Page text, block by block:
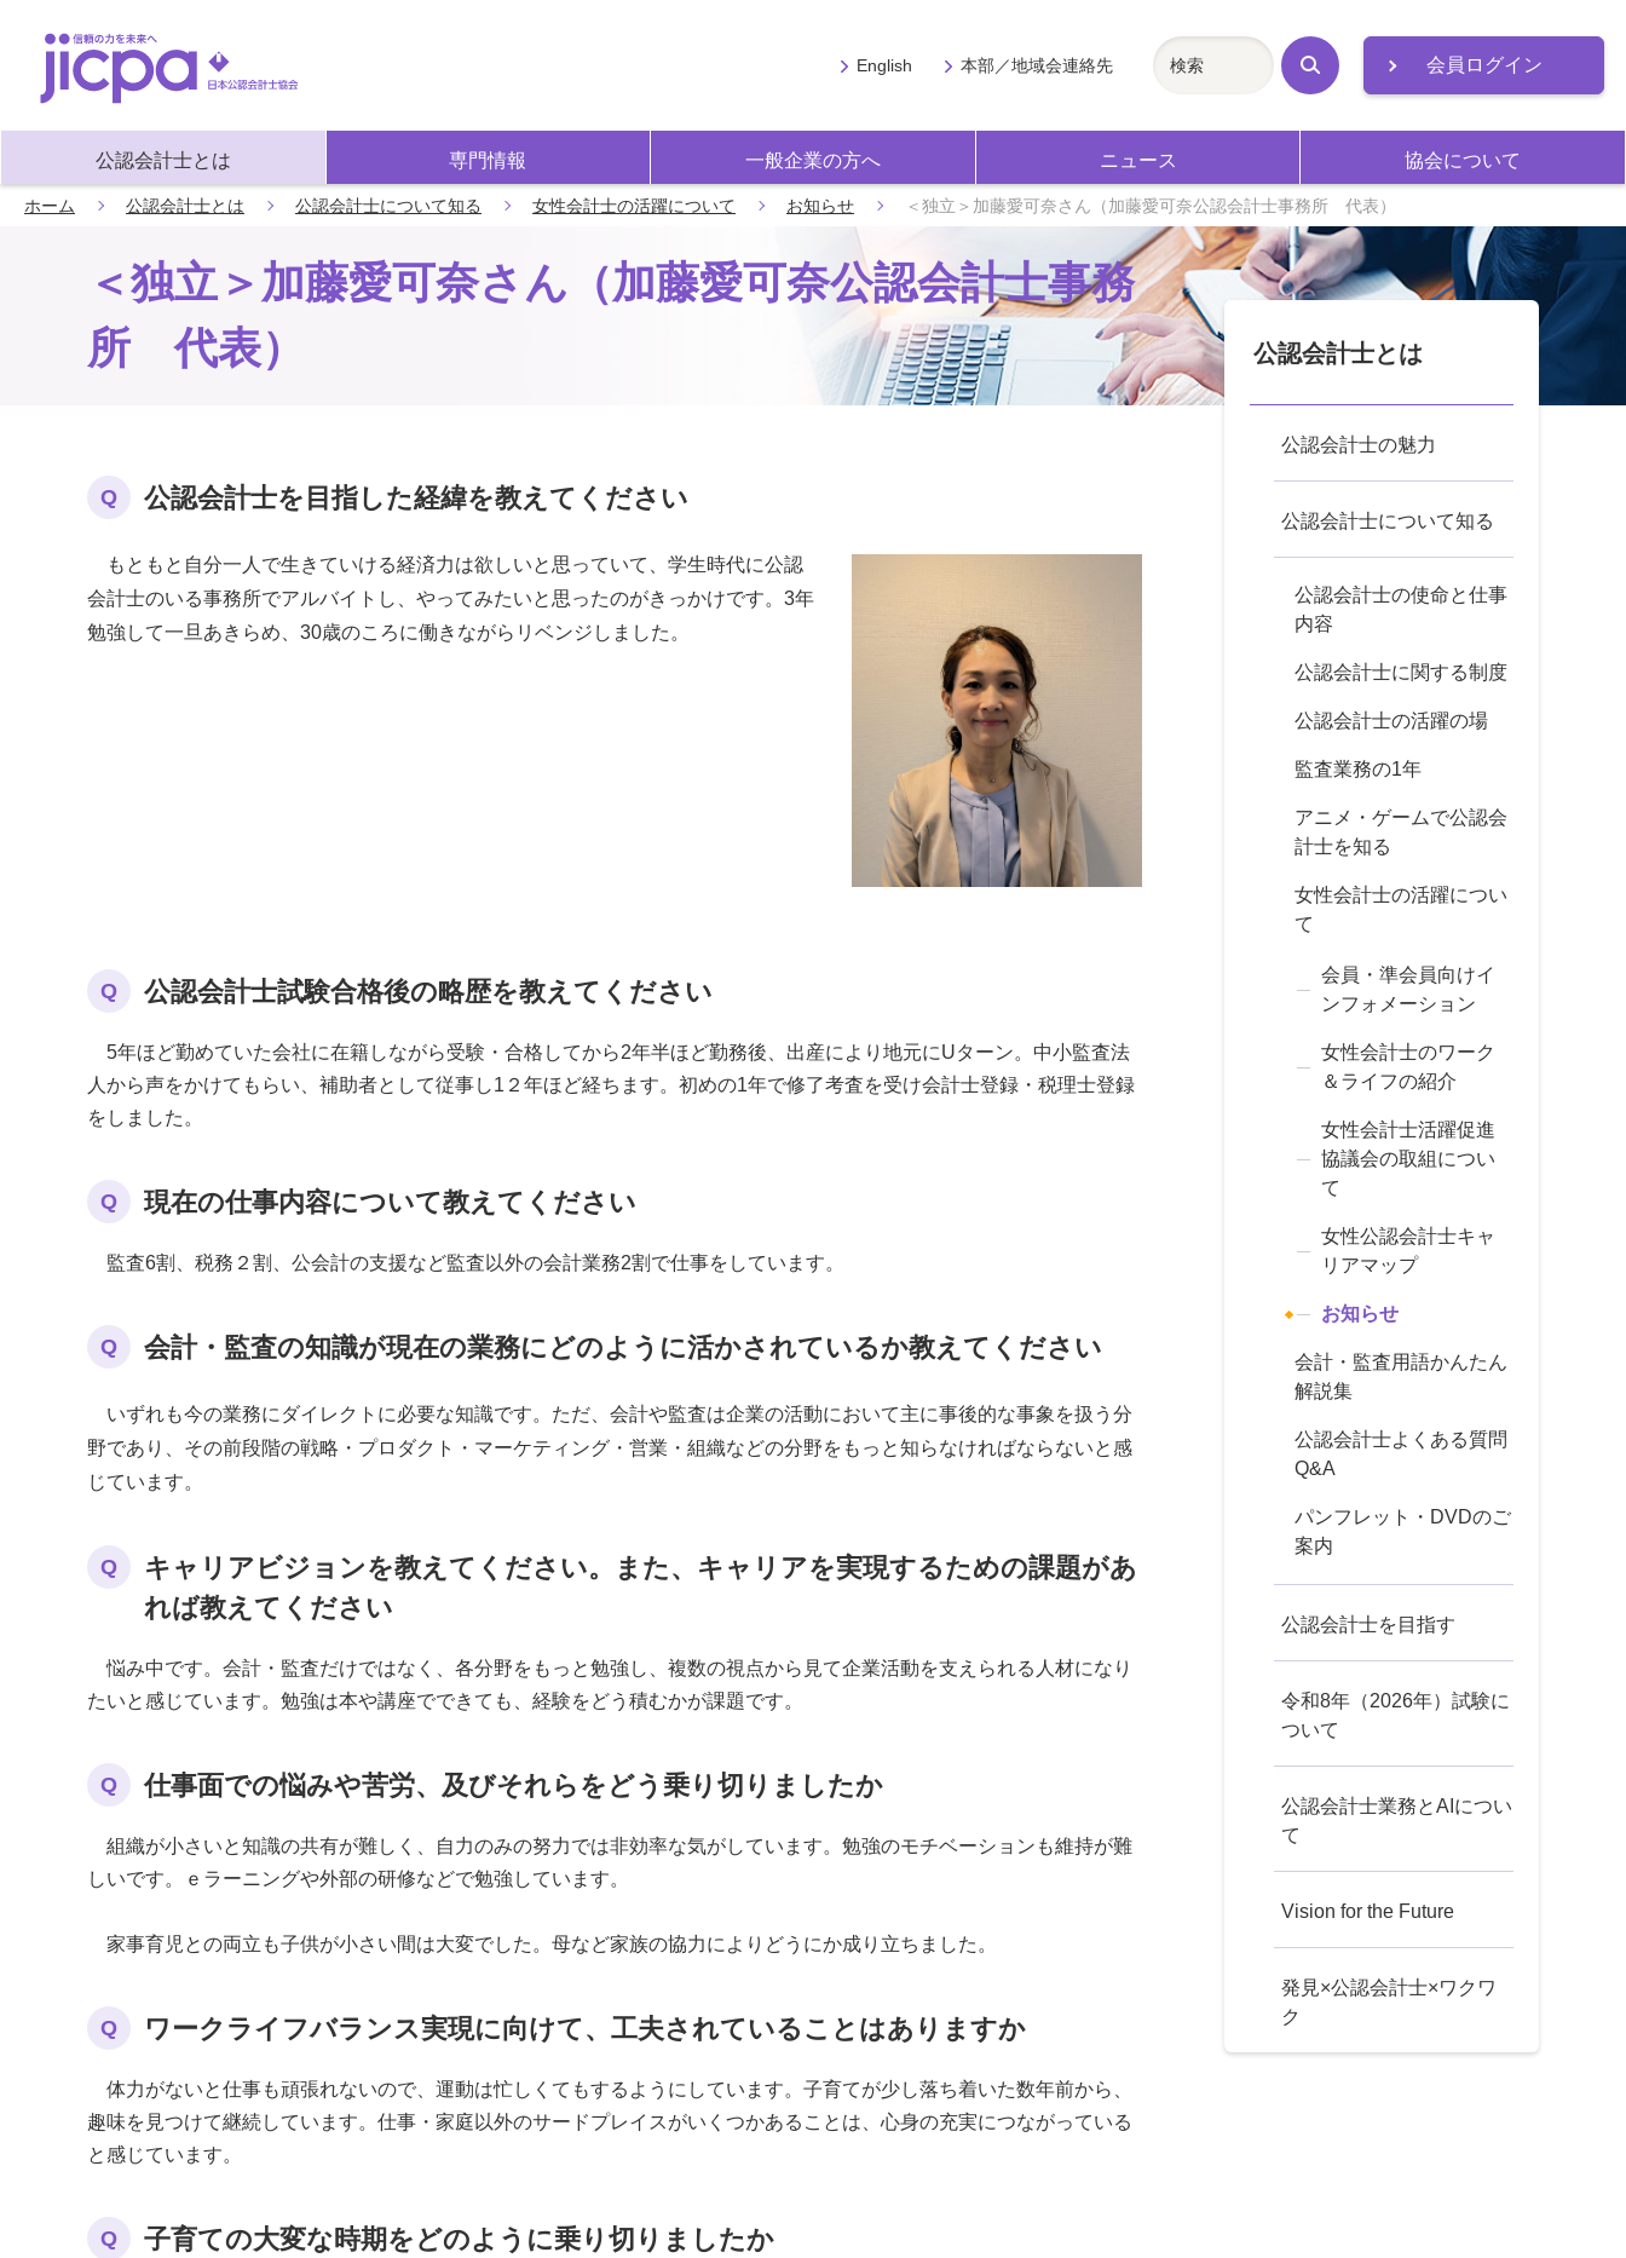
会員ログイン
公認会計士とは 専門情報 一般企業の方へ ニュース 協会について
English 本部／地域会連絡先
検
索
ホーム 公認会計士とは 公認会計士について知る 女性会計士の活躍について お知らせ ＜独立＞加藤愛可奈さん（加藤愛可奈公認会計士事務所 代表）
＜独立＞加藤愛可奈さん（加藤愛可奈公認会計士事務
所 代表）
Q 公認会計士を目指した経緯を教えてください
もともと自分一人で生きていける経済力は欲しいと思っていて、学生時代に公認
会計士のいる事務所でアルバイトし、やってみたいと思ったのがきっかけです。3年
勉強して一旦あきらめ、30歳のころに働きながらリベンジしました。
Q 公認会計士試験合格後の略歴を教えてください
5年ほど勤めていた会社に在籍しながら受験・合格してから2年半ほど勤務後、出産により地元にUターン。中小監査法
人から声をかけてもらい、補助者として従事し1２年ほど経ちます。初めの1年で修了考査を受け会計士登録・税理士登録
をしました。
Q 現在の仕事内容について教えてください
監査6割、税務２割、公会計の支援など監査以外の会計業務2割で仕事をしています。
Q 会計・監査の知識が現在の業務にどのように活かされているか教えてください
いずれも今の業務にダイレクトに必要な知識です。ただ、会計や監査は企業の活動において主に事後的な事象を扱う分
野であり、その前段階の戦略・プロダクト・マーケティング・営業・組織などの分野をもっと知らなければならないと感
じています。
Q
キャリアビジョンを教えてください。また、キャリアを実現するための課題があ
れば教えてください
悩み中です。会計・監査だけではなく、各分野をもっと勉強し、複数の視点から見て企業活動を支えられる人材になり
たいと感じています。勉強は本や講座でできても、経験をどう積むかが課題です。
Q 仕事面での悩みや苦労、及びそれらをどう乗り切りましたか
組織が小さいと知識の共有が難しく、自力のみの努力では非効率な気がしています。勉強のモチベーションも維持が難
しいです。ｅラーニングや外部の研修などで勉強しています。
家事育児との両立も子供が小さい間は大変でした。母など家族の協力によりどうにか成り立ちました。
Q ワークライフバランス実現に向けて、工夫されていることはありますか
体力がないと仕事も頑張れないので、運動は忙しくてもするようにしています。子育てが少し落ち着いた数年前から、
趣味を見つけて継続しています。仕事・家庭以外のサードプレイスがいくつかあることは、心身の充実につながっている
と感じています。
Q 子育ての大変な時期をどのように乗り切りましたか
公認会計士とは
公認会計士の魅力
公認会計士について知る
公認会計士の使命と仕事
内容
公認会計士に関する制度
公認会計士の活躍の場
監査業務の1年
アニメ・ゲームで公認会
計士を知る
女性会計士の活躍につい
て
会員・準会員向けイ
ンフォメーション
女性会計士のワーク
＆ライフの紹介
女性会計士活躍促進
協議会の取組につい
て
女性公認会計士キャ
リアマップ
お知らせ
会計・監査用語かんたん
解説集
公認会計士よくある質問
Q&A
パンフレット・DVDのご
案内
公認会計士を目指す
令和8年（2026年）試験に
ついて
公認会計士業務とAIについ
て
Vision for the Future
発見×公認会計士×ワクワ
ク